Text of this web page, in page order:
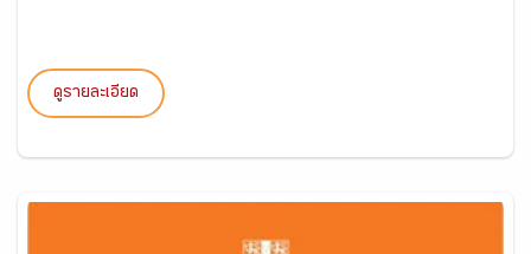
ดูรายละเอียด